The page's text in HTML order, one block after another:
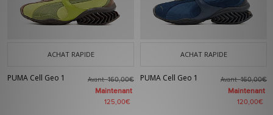
ACHAT RAPIDE
PUMA Cell Geo 1 Avant160,00€
Maintenant
125,00€
ACHAT RAPIDE
PUMA Cell Geo 1 Avant160,00€
Maintenant
120,00€